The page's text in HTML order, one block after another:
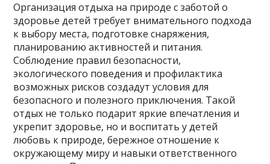
Организация отдыха на природе с заботой о
здоровье детей требует внимательного подхода
к выбору места, подготовке снаряжения,
планированию активностей и питания.
Соблюдение правил безопасности,
экологического поведения и профилактика
возможных рисков создадут условия для
безопасного и полезного приключения. Такой
отдых не только подарит яркие впечатления и
укрепит здоровье, но и воспитать у детей
любовь к природе, бережное отношение к
окружающему миру и навыки ответственного